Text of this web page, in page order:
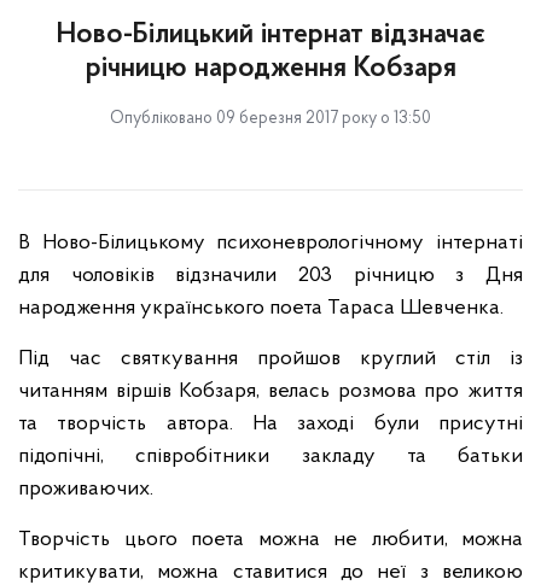
Ново-Білицький інтернат відзначає
річницю народження Кобзаря
Опубліковано 09 березня 2017 року о 13:50
В Ново-Білицькому психоневрологічному інтернаті
для чоловіків відзначили 203 річницю з Дня
народження українського поета Тараса Шевченка.
Під час святкування пройшов круглий стіл із
читанням віршів Кобзаря, велась розмова про життя
та творчість автора. На заході були присутні
підопічні, співробітники закладу та батьки
проживаючих.
Творчість цього поета можна не любити, можна
критикувати, можна ставитися до неї з великою